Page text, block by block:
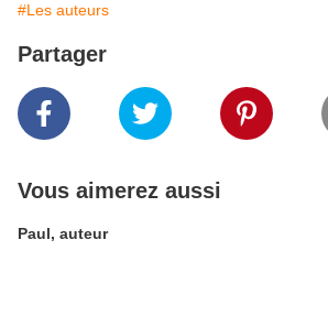
#Les auteurs
Partager
Vous aimerez aussi
Paul, auteur